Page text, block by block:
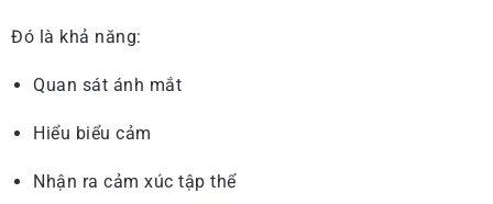
Đó là khả năng:
Quan sát ánh mắt
Hiểu biểu cảm
Nhận ra cảm xúc tập thể